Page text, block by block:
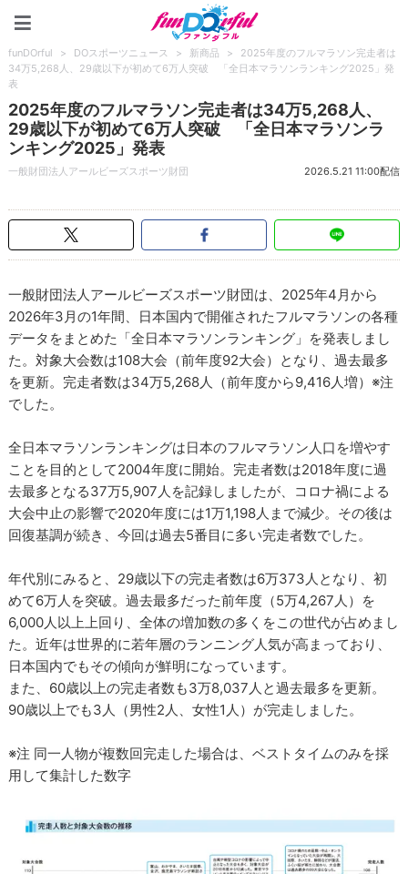
funDOrful > DOスポーツニュース > 新商品 >
2025年度のフルマラソン完走者は
34万5,268人、29歳以下が初めて6万人突破 「全日本マラソンランキング2025」発
表
2025年度のフルマラソン完走者は34万5,268人、
29歳以下が初めて6万人突破 「全日本マラソンラ
ンキング2025」発表
一般財団法人アールビーズスポーツ財団 2026.5.21 11:00配信
一般財団法人アールビーズスポーツ財団は、2025年4月から
2026年3月の1年間、日本国内で開催されたフルマラソンの各種
データをまとめた「全日本マラソンランキング」を発表しまし
た。対象大会数は108大会（前年度92大会）となり、過去最多
を更新。完走者数は34万5,268人（前年度から9,416人増）※注
でした。
全日本マラソンランキングは日本のフルマラソン人口を増やす
ことを目的として2004年度に開始。完走者数は2018年度に過
去最多となる37万5,907人を記録しましたが、コロナ禍による
大会中止の影響で2020年度には1万1,198人まで減少。その後は
回復基調が続き、今回は過去5番目に多い完走者数でした。
年代別にみると、29歳以下の完走者数は6万373人となり、初
めて6万人を突破。過去最多だった前年度（5万4,267人）を
6,000人以上上回り、全体の増加数の多くをこの世代が占めまし
た。近年は世界的に若年層のランニング人気が高まっており、
日本国内でもその傾向が鮮明になっています。
また、60歳以上の完走者数も3万8,037人と過去最多を更新。
90歳以上でも3人（男性2人、女性1人）が完走しました。
※注 同一人物が複数回完走した場合は、ベストタイムのみを採
用して集計した数字